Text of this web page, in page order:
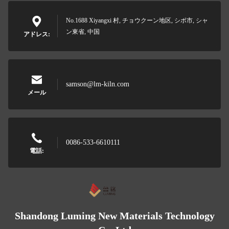
アドレス:
No.1688 Xiyangxi 村, チョウクーン地区, シボ市, シャ
ン東省, 中国
メール
samson@lm-kiln.com
電話:
0086-533-6610111
Shandong Luming New Materials Technology